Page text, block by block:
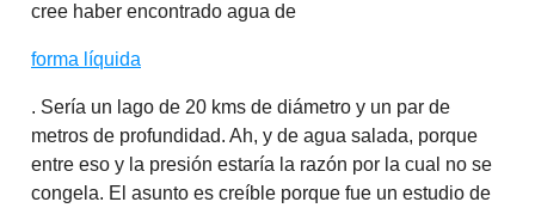
cree haber encontrado agua de
forma líquida
. Sería un lago de 20 kms de diámetro y un par de
metros de profundidad. Ah, y de agua salada, porque
entre eso y la presión estaría la razón por la cual no se
congela. El asunto es creíble porque fue un estudio de